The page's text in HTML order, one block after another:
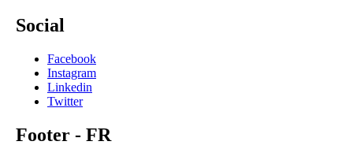
Social
Facebook
Instagram
Linkedin
Twitter
Footer - FR